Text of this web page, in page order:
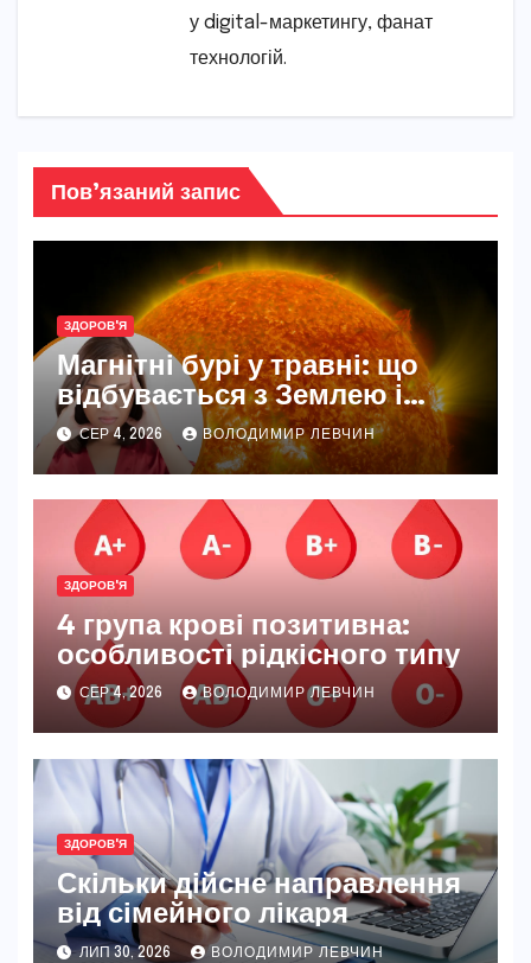
у digital-маркетингу, фанат
технологій.
Пов’язаний запис
ЗДОРОВ'Я
Магнітні бурі у травні: що
відбувається з Землею і
нашим самопочуттям
СЕР 4, 2026 ВОЛОДИМИР ЛЕВЧИН
ЗДОРОВ'Я
4 група крові позитивна:
особливості рідкісного типу
СЕР 4, 2026 ВОЛОДИМИР ЛЕВЧИН
ЗДОРОВ'Я
Скільки дійсне направлення
від сімейного лікаря
ЛИП 30, 2026 ВОЛОДИМИР ЛЕВЧИН